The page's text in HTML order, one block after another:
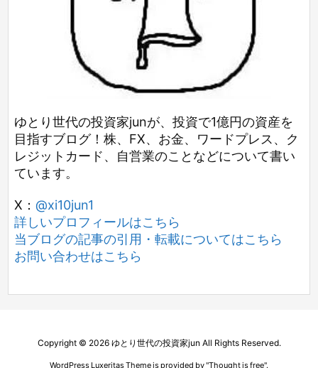
ゆとり世代の投資家junが、投資で1億円の資産を
目指すブログ！株、FX、お金、ワードプレス、ク
レジットカード、自営業のことなどについて書い
ています。
X： @xi10jun1
詳しいプロフィールはこちら
当ブログの記事の引用・転載についてはこちら
お問い合わせはこちら
Copyright © 2026 ゆとり世代の投資家jun All Rights Reserved.
WordPress Luxeritas Theme is provided by "Thought is free".